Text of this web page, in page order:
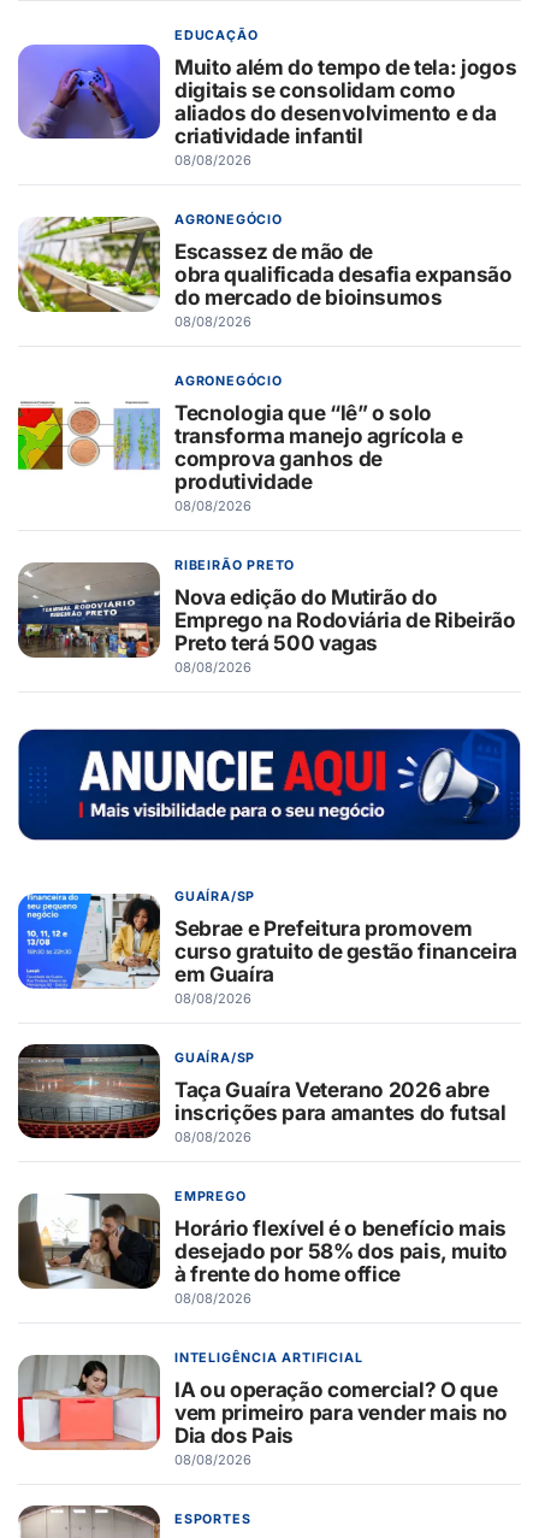
EDUCAÇÃO
Muito além do tempo de tela: jogos
digitais se consolidam como
aliados do desenvolvimento e da
criatividade infantil
08/08/2026
AGRONEGÓCIO
Escassez de mão de
obra qualificada desafia expansão
do mercado de bioinsumos
08/08/2026
AGRONEGÓCIO
Tecnologia que “lê” o solo
transforma manejo agrícola e
comprova ganhos de
produtividade
08/08/2026
RIBEIRÃO PRETO
Nova edição do Mutirão do
Emprego na Rodoviária de Ribeirão
Preto terá 500 vagas
08/08/2026
GUAÍRA/SP
Sebrae e Prefeitura promovem
curso gratuito de gestão financeira
em Guaíra
08/08/2026
GUAÍRA/SP
Taça Guaíra Veterano 2026 abre
inscrições para amantes do futsal
08/08/2026
EMPREGO
Horário flexível é o benefício mais
desejado por 58% dos pais, muito
à frente do home office
08/08/2026
INTELIGÊNCIA ARTIFICIAL
IA ou operação comercial? O que
vem primeiro para vender mais no
Dia dos Pais
08/08/2026
ESPORTES